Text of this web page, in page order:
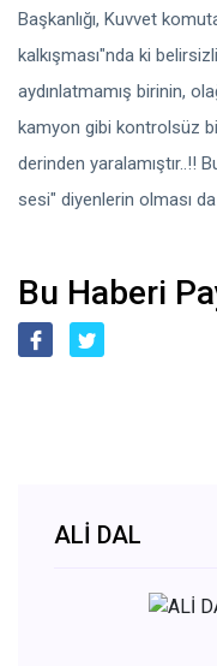
Başkanlığı, Kuvvet
kalkışması"nda ki
aydınlatmamış birinin,
kamyon gibi kontrolsüz
derinden yaralamıştır..!!
sesi" diyenlerin olması
Bu Haberi
ALİ DAL